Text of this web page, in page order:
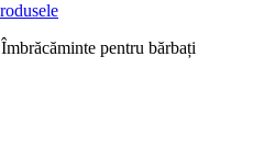
Îmbrăcăminte pentru bărbați